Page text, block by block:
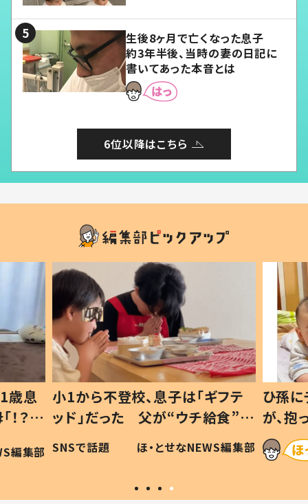
生後8ヶ月で亡くなった息子
約3年半後、当時の妻の日記に
書いてあった本音とは
6位以降はこちら
歳息
？」
編集部
小1から不登校、息子は「ギフテ
ッド」だった 父が“ウチ給食”を
作り続ける理由とは #令和の親
#令和の子
SNSで話題 ほ・とせなNEWS編集部
ひ孫
が、
「涙が
い」